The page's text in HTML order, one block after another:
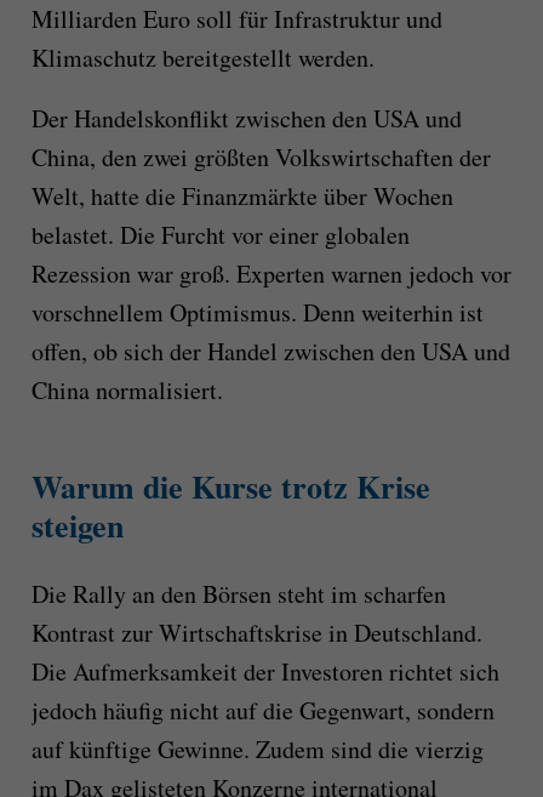
Milliarden Euro soll für Infrastruktur und
Klimaschutz bereitgestellt werden.
Der Handelskonflikt zwischen den USA und
China, den zwei größten Volkswirtschaften der
Welt, hatte die Finanzmärkte über Wochen
belastet. Die Furcht vor einer globalen
Rezession war groß. Experten warnen jedoch vor
vorschnellem Optimismus. Denn weiterhin ist
offen, ob sich der Handel zwischen den USA und
China normalisiert.
Warum die Kurse trotz Krise
steigen
Die Rally an den Börsen steht im scharfen
Kontrast zur Wirtschaftskrise in Deutschland.
Die Aufmerksamkeit der Investoren richtet sich
jedoch häufig nicht auf die Gegenwart, sondern
auf künftige Gewinne. Zudem sind die vierzig
im Dax gelisteten Konzerne international